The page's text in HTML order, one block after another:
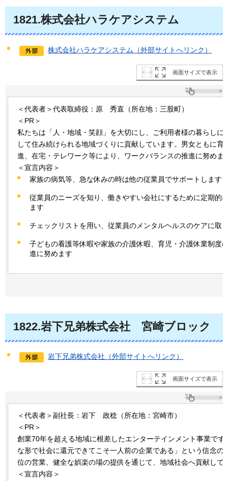
1821.株式会社ハラケアシステム
株式会社ハラケアシステム（外部サイトへリンク）
画面サイズで表示
＜代表者＞代表取締役：原 秀直 （所在地：三股町）
＜PR＞
私たちは「人・地域・笑顔」を大切にし、ご利用者様の暮らしに
して住み続けられる地域づくりに貢献しています。男女ともに育
進、在宅・テレワーク等により、ワークバランスの推進に努めま
＜宣言内容＞
家族の病気等、急な休みの時は他の従業員でサポートします
従業員のニーズを知り、働きやすい会社にするために定期的
ます
チェックリストを用い、従業員のメンタルヘルスのケアに取
子どもの看護等休暇や家族の介護休暇、育児・介護休業制度
進に努めます
1822.岩下兄弟株式会社 宮崎ブロック
岩下兄弟株式会社（外部サイトへリンク）
画面サイズで表示
＜代表者＞副社長：岩下 政稔 （所在地：宮崎市）
＜PR＞
創業70年を超える地域に根差したエンターテインメント事業です
な形で社会に還元できてこそ一人前の企業である」という信念の
位の営業、健全な娯楽の場の提供を通じて、地域社会へ貢献して
＜宣言内容＞